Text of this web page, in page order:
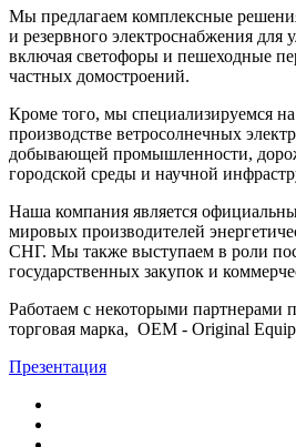
Мы предлагаем комплексные
и резервного электроснабжения для
включая светофоры и пешеходные
частных домостроений.
Кроме того, мы специализируемся на
производстве ветросолнечных
добывающей промышленности,
городской среды и научной
Наша компания является
мировых производителей
СНГ. Мы также выступаем в роли
государственных закупок и
Работаем с некоторыми партнерами
торговая марка, OEM - Original
Презентация